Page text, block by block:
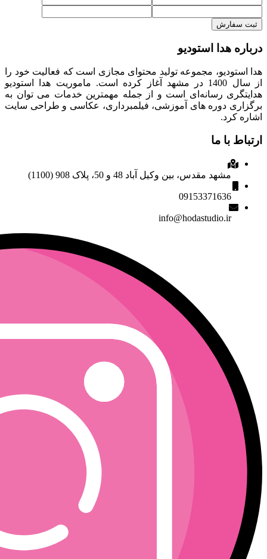
ثبت سفارش
درباره هدا استودیو
هدا استودیو، مجموعه تولید محتوای مجازی است که فعالیت خود را
از سال 1400 در مشهد آغاز کرده است. ماموریت هدا استودیو
هدایتگری رسانه‌ای است و از جمله مهمترین خدمات می توان به
برگزاری دوره های آموزشی، فیلمبرداری، عکاسی و طراحی سایت
اشاره کرد.
ارتباط با ما
مشهد مقدس، بین وکیل آباد 48 و 50، پلاک 908 (1100)
info@hodastudio.ir